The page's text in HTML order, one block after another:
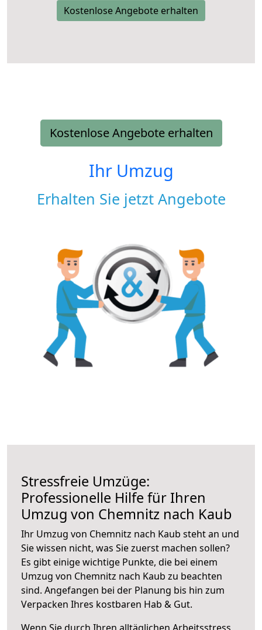
Kostenlose Angebote erhalten
Kostenlose Angebote erhalten
Ihr Umzug
Erhalten Sie jetzt Angebote
Stressfreie Umzüge:
Professionelle Hilfe für Ihren
Umzug von Chemnitz nach Kaub
Ihr Umzug von Chemnitz nach Kaub steht an und
Sie wissen nicht, was Sie zuerst machen sollen?
Es gibt einige wichtige Punkte, die bei einem
Umzug von Chemnitz nach Kaub zu beachten
sind. Angefangen bei der Planung bis hin zum
Verpacken Ihres kostbaren Hab & Gut.